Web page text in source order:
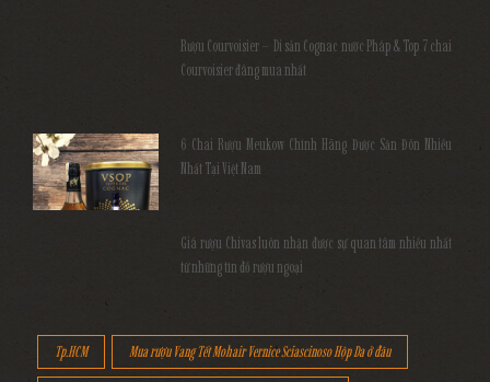
Rượu Courvoisier – Di sản Cognac nước Pháp & Top 7 chai
Courvoisier đáng mua nhất
6 Chai Rượu Meukow Chính Hãng Được Săn Đón Nhiều
Nhất Tại Việt Nam
Giá rượu Chivas luôn nhận được sự quan tâm nhiều nhất
từ những tín đồ rượu ngoại
Tp.HCM Mua rượu Vang Tết Mohair Vernice Sciascinoso Hộp Da ở đâu